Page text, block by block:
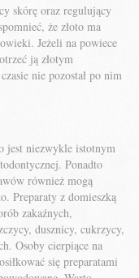
skórę oraz regulujący
że złoto ma
Jeżeli na powiece
ją złotym
nie pozostał po nim
jest niezwykle istotnym
Ponadto
również mogą
Preparaty z domieszką
zakaźnych,
dusznicy, cukrzycy,
Osoby cierpiące na
się preparatami